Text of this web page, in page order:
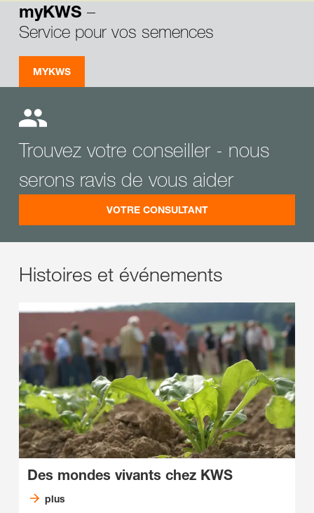
myKWS –
Service pour vos semences
MYKWS
Trouvez votre conseiller - nous
serons ravis de vous aider
VOTRE CONSULTANT
Histoires et événements
Des mondes vivants chez KWS
plus